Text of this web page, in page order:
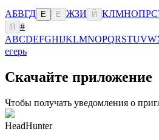
АБВГД Е Ё ЖЗИ Й КЛМНОПРС
Я
#
ABCDEFGHIJKLMNOPQRSTUVW
егерь
Скачайте приложение
Чтобы получать уведомления о
HeadHunter